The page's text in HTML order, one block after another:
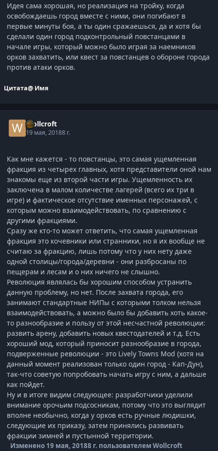
Идея сама хорошая, но реализация на тройку, когда
освобождаешь город вместе с ними, они погибают в
первые минуты боя, а ты один сражаешься, да и хотя бы
сделали один город подконтрольный повстанцами в
начале игры, который можно было играя за наемников
орков захватить, или квест за повстанцев о обороне города
против атаки орков.
Цитата@ Имя
Wollcroft
19 мая, 20188 г.
Как мне кажется - то повстанцы, это самая ущемленная
фракция из четырех главных, хотя представители оной нам
знакомы еще из второй части игры. Ущемленность их
заключена в малом количестве лагерей (всего их три в
игре) и фактическое отсутствие именных персонажей, с
которым можно взаимодействовать, по сравнению с
другими фракциями.
Сразу же кто-то может ответить, что самая ущемленная
фракция это кочевники или странники, но я их вообще не
считаю за фракцию, лишь потому что у них нету даже
одной столицы/города/деревни - они разбросаны по
пещерам и лесам и о них ничего не слышно.
Революция являлась бы хорошим способом устранить
данную проблему, но нет. После захвата города, его
занимают стандартные НИПы с которыми толком нельзя
взаимодействовать, а можно было бы добавить хоть какое-
то разнообразие и пользу от этой несчастной революции:
развить арену, добавить новых квестодателей и т.д. Есть
хороший мод, который приносит разнообразие в города,
подверженные революции - это Lively Towns Mod (хотя на
данный момент реализован только один город - Кап-Дун),
так-что советую попробовать начать игру с ним, а дальше
как пойдет.
Ну и в итоге видим следующее: разработчики уделили
внимание орочьим подсосникам, потому что это выглядит
вполне необычно, когда у орков есть ручные людишки,
следующие их приказу, затем принялись развивать
фракции зимней и пустынной территории.
Изменено 19 мая, 20188 г. пользователем Wollcroft